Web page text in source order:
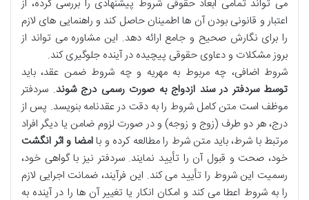
می تواند تمامی ابعاد حقوقی شروط پیشنهادی را بررسی کرده، از
اعتبار و قانونی بودن آن ها اطمینان حاصل کند و راهنمایی های لازم
را برای نگارش صحیح و جامع ارائه دهد. این مشاوره می تواند از
بروز مشکلات و دعاوی حقوقی پیچیده در آینده جلوگیری کند.
شروط اضافی، چه مربوط به مهریه و چه شروط ضمن عقد، باید
توسط سردفتر در سند ازدواج به صورت رسمی درج شوند. سردفتر
موظف است متن کامل شروط را به دقت در عقدنامه بنویسد. پس از
درج، هر دو طرف (زوج و زوجه) و در صورت لزوم ضامن یا دیگر افراد
مرتبط با شرط، باید متن شرط را مطالعه کرده و باامضا و اثر انگشت
خود، صحت و قبول آن را تأیید نمایند. سردفتر نیز با گواهی خود،
رسمیت این شروط را تأیید می کند. این فرآیند، ضمانت اجرایی لازم
را به شروط اعطا می کند و امکان انکار یا تغییر آن ها را در آینده به